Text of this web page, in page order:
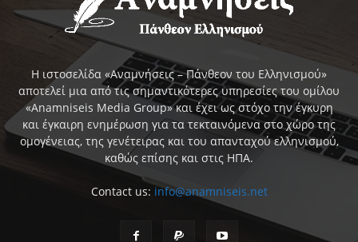
Η ιστοσελίδα «Αναμνήσεις – Πάνθεον του Ελληνισμού»
αποτελεί μια από τις σημαντικότερες υπηρεσίες του ομίλου
«Anamniseis Media Group» και έχει ως στόχο την έγκυρη
και έγκαιρη ενημέρωση για τα τεκταινόμενα στο χώρο της
ομογένειας, της γενέτειρας και του απανταχού ελληνισμού,
καθώς επίσης και στις ΗΠΑ.
Contact us: info@anamniseis.net